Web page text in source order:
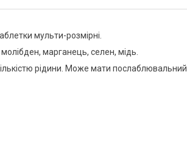
мульти-розмірні.
марганець, селен, мідь.
рідини. Може мати